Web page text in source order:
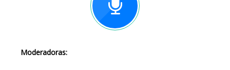
Moderadoras: